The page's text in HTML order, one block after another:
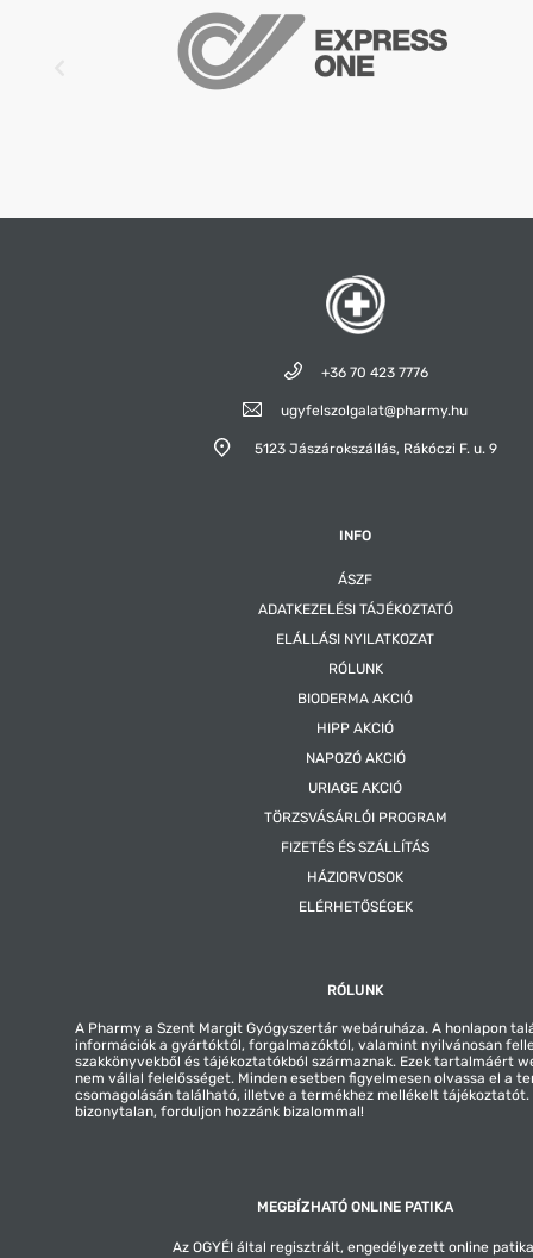
+36 70 423 7776
ugyfelszolgalat@pharmy.hu
5123 Jászárokszállás, Rákóczi F. u. 9
INFO
ÁSZF
ADATKEZELÉSI TÁJÉKOZTATÓ
ELÁLLÁSI NYILATKOZAT
RÓLUNK
BIODERMA AKCIÓ
HIPP AKCIÓ
NAPOZÓ AKCIÓ
URIAGE AKCIÓ
TÖRZSVÁSÁRLÓI PROGRAM
FIZETÉS ÉS SZÁLLÍTÁS
HÁZIORVOSOK
ELÉRHETŐSÉGEK
RÓLUNK
A Pharmy a Szent Margit Gyógyszertár webáruháza. A honlapon
információk a gyártóktól, forgalmazóktól, valamint nyilvánosan
szakkönyvekből és tájékoztatókból származnak. Ezek tartalmáért
nem vállal felelősséget. Minden esetben figyelmesen olvassa el a
csomagolásán található, illetve a termékhez mellékelt tájékoztatót.
bizonytalan, forduljon hozzánk bizalommal!
MEGBÍZHATÓ ONLINE PATIKA
Az OGYÉI által regisztrált, engedélyezett online